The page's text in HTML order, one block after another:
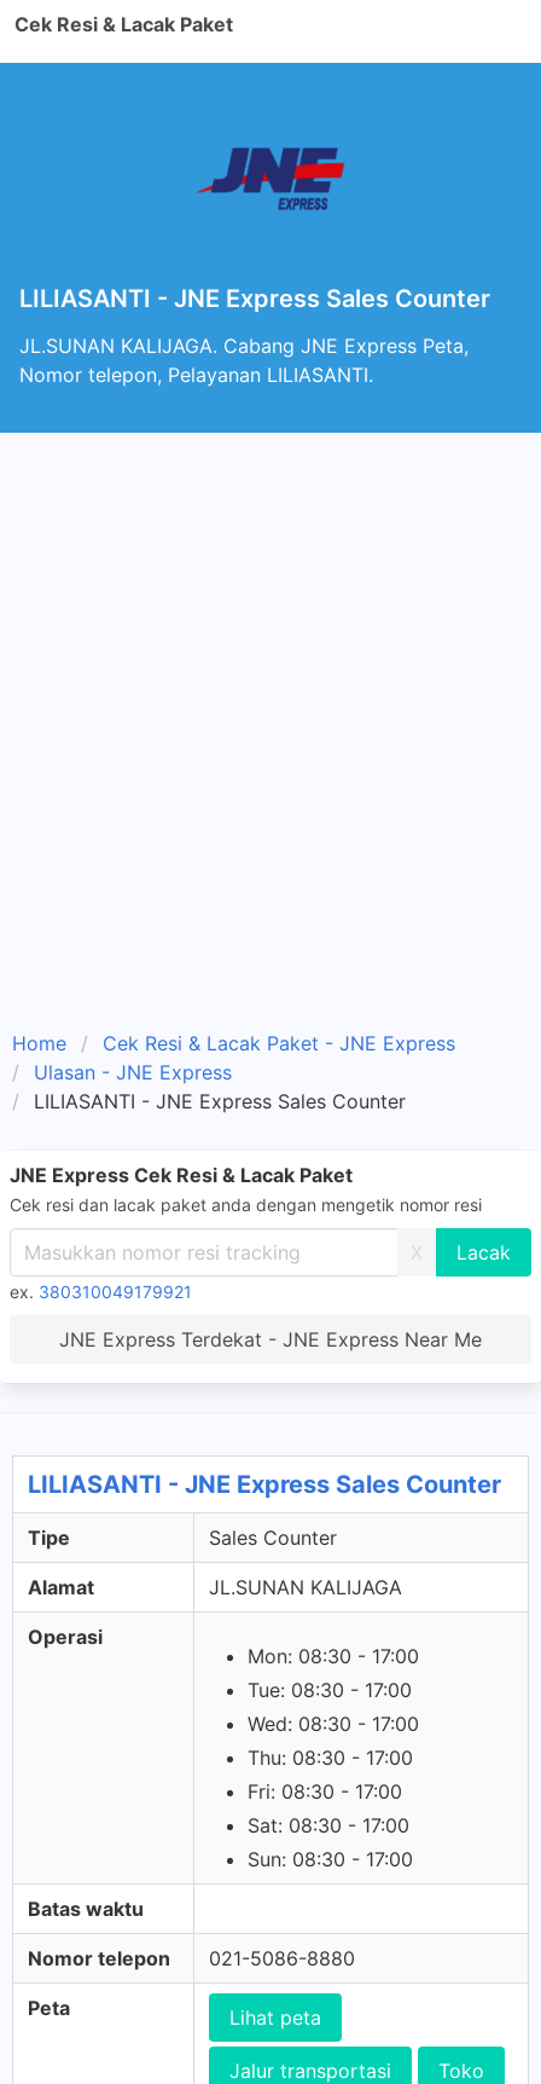
Cek Resi & Lacak Paket
LILIASANTI - JNE Express Sales Counter
JL.SUNAN KALIJAGA. Cabang JNE Express Peta,
Nomor telepon, Pelayanan LILIASANTI.
Home
Cek Resi & Lacak Paket - JNE Express
Ulasan - JNE Express
LILIASANTI - JNE Express Sales Counter
JNE Express Cek Resi & Lacak Paket
Cek resi dan lacak paket anda dengan mengetik nomor resi
X
ex. 380310049179921
JNE Express Terdekat - JNE Express Near Me
LILIASANTI - JNE Express Sales Counter
Tipe Sales Counter
Alamat JL.SUNAN KALIJAGA
Operasi
Mon: 08:30 - 17:00
Tue: 08:30 - 17:00
Wed: 08:30 - 17:00
Thu: 08:30 - 17:00
Fri: 08:30 - 17:00
Sat: 08:30 - 17:00
Sun: 08:30 - 17:00
Batas waktu
Nomor telepon 021-5086-8880
Peta Lihat peta
Jalur transportasi Toko